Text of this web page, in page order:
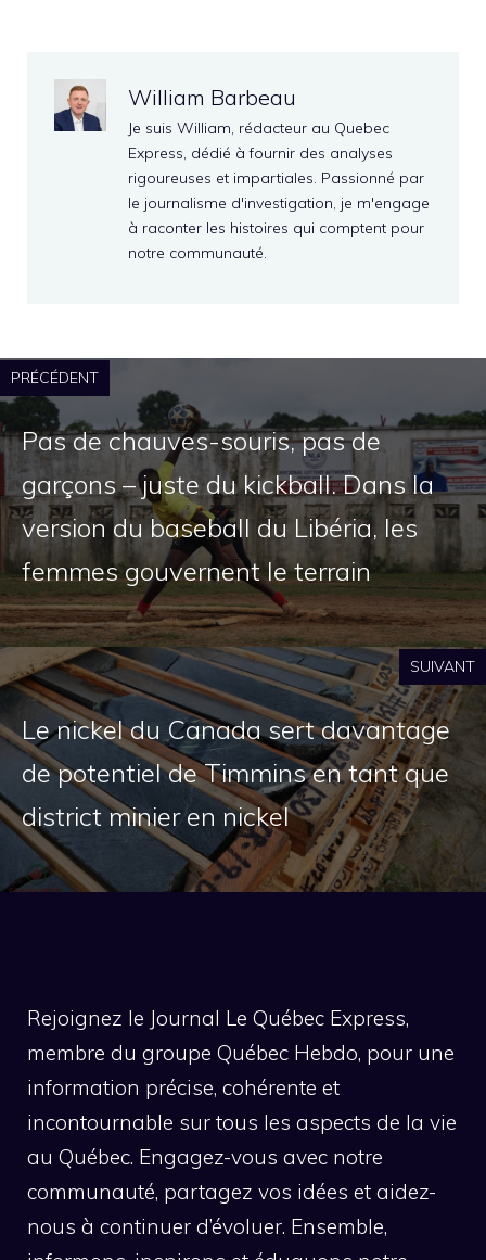
William Barbeau
Je suis William, rédacteur au Quebec
Express, dédié à fournir des analyses
rigoureuses et impartiales. Passionné par
le journalisme d'investigation, je m'engage
à raconter les histoires qui comptent pour
notre communauté.
PRÉCÉDENT
Pas de chauves-souris, pas de
garçons – juste du kickball. Dans la
version du baseball du Libéria, les
femmes gouvernent le terrain
SUIVANT
Le nickel du Canada sert davantage
de potentiel de Timmins en tant que
district minier en nickel
Rejoignez le Journal Le Québec Express,
membre du groupe Québec Hebdo, pour une
information précise, cohérente et
incontournable sur tous les aspects de la vie
au Québec. Engagez-vous avec notre
communauté, partagez vos idées et aidez-
nous à continuer d’évoluer. Ensemble,